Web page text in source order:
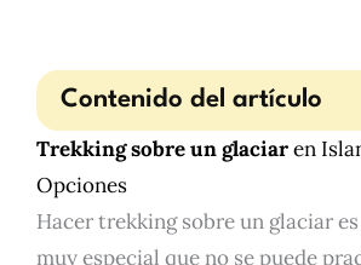
Contenido del artículo
Trekking sobre unglaciaren
Opciones
Hacer trekking sobre un glaciar
muy especial que no se puede